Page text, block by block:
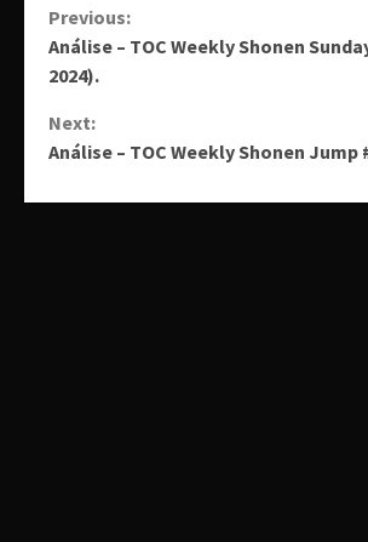
Continue
Reading
Previous:
Análise – TOC Weekly Shonen
2024).
Next:
Análise – TOC Weekly Shonen Jump